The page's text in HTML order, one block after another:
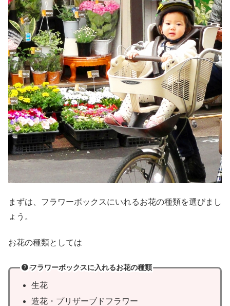
まずは、フラワーボックスにいれるお花の種類を選びまし
ょう。
お花の種類としては
フラワーボックスに入れるお花の種類
生花
造花・プリザーブドフラワー